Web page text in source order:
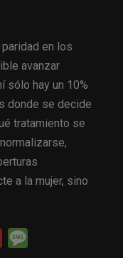
en los
avanzar
sólo hay un 10%
donde se decide
tratamiento se
a la mujer, sino